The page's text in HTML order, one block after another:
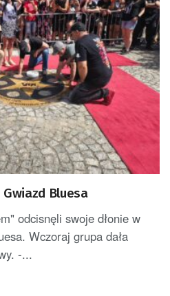
Gwiazd Bluesa
odcisnęli swoje dłonie w
Wczoraj grupa dała
-...